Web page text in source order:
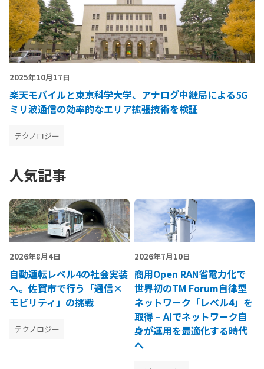
2025年10月17日
楽天モバイルと東京科学大学、アナログ中継局による5G
ミリ波通信の効率的なエリア拡張技術を検証
テクノロジー
人気記事
2026年8月4日
自動運転レベル4の社会実装
へ。佐賀市で行う「通信×
モビリティ」の挑戦
テクノロジー
2026年7月10日
商用Open RAN省電力化で
世界初のTM Forum自律型
ネットワーク「レベル4」を
取得 – AIでネットワーク自
身が運用を最適化する時代
へ